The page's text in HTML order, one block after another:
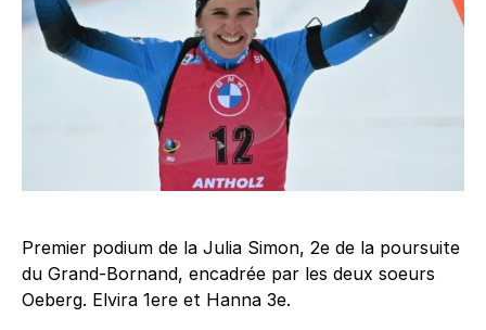
Premier podium de la Julia Simon, 2e de la poursuite
du Grand-Bornand, encadrée par les deux soeurs
Oeberg. Elvira 1ere et Hanna 3e.